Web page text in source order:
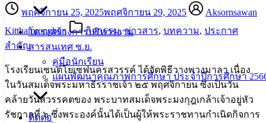
โครงสร้างการบริหารงาน
สารสนเทศ ซ.ย.
คู่มือนักเรียน
แผนพัฒนาคุณภาพการศึกษา ประจำปีการศึกษา 2566
ติดต่อ
พฤศจิกายน 25, 2025พฤศจิกายน 29, 2025
Aksornsawan
Kitthamrongbun
กิจกรรม,ข่าวสาร, บทความ, ประกาศ
สำคัญ
โรงเรียนเซนต์โยเซฟนครสวรรค์ ได้จัดพิธีวางพวงมาลา เนื่อง
ในวันสมเด็จพระมหาธีรราชเจ้า ๒๕ พฤศจิกายน ซึ่งเป็นวัน
คล้ายวันสวรรคตของ พระบาทสมเด็จพระมงกุฎเกล้าเจ้าอยู่หัว
รัชกาลที่ ๖ ซึ่งพระองค์นั้นได้เป็นผู้ให้พระราชทานกำเนิดกิจการ